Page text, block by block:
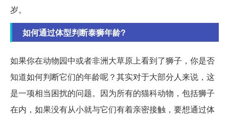
岁。
如何通过体型判断泰狮年龄?
如果你在动物园中或者非洲大草原上看到了狮子，你是否
知道如何判断它们的年龄呢？其实对于大部分人来说，这
是一项相当困扰的问题。因为所有的猫科动物，包括狮子
在内，如果没有从小就与它们有着亲密接触，要想通过体